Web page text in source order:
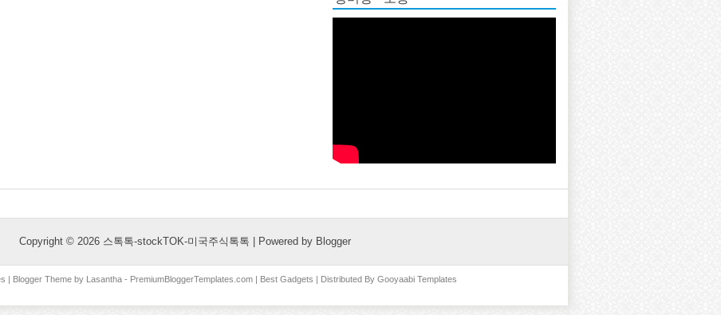
Copyright © 2026 스톡톡-stockTOK-미국주식톡톡 | Powered by Blogger
| Blogger Theme by Lasantha- PremiumBloggerTemplates.com| Best Gadgets | Distributed By Gooyaabi Templates